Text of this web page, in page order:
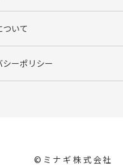
ついて
シーポリシー
©︎ミナギ株式会社